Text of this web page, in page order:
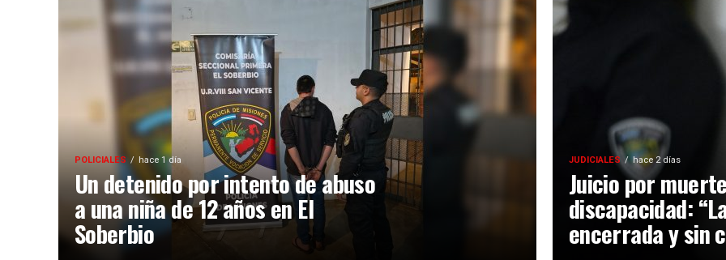
POLICIALES hace 1 día
Un detenido por intento de abuso
a una niña de 12 años en El
Soberbio
JUDICIALES hace 2 días
Juicio por
discapacidad:
encerrada y sin